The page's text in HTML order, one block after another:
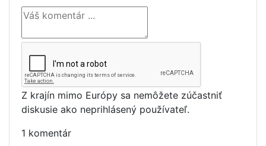
Z krajín mimo Európy sa nemôžete zúčastniť
diskusie ako neprihlásený používateľ.
1 komentár